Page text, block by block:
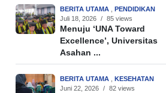
BERITA UTAMA , PENDIDIKAN
Juli 18, 2026
/ 85 views
Menuju ‘UNA Toward
Excellence’, Universitas
Asahan ...
BERITA UTAMA , KESEHATAN
Juni 22, 2026
/ 82 views